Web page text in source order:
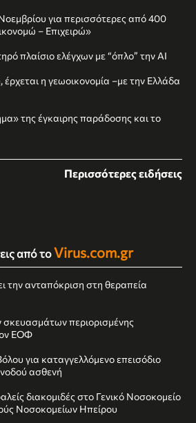
για περισσότερες από 400
– Επιχειρώ»
πλαίσιο ελέγχων με “όπλο” την AI
η γεωοικονομία –με την Ελλάδα
της έγκαιρης παράδοσης και το
Περισσότερες ειδήσεις
από τοVirus.com.gr
την ανταπόκριση στη θεραπεία
περιορισμένης
ΕΟΦ
για καταγγελλόμενο επεισόδιο
ασθενή
διακομιδές στο Γενικό Νοσοκομείο
Νοσοκομείων Ηπείρου